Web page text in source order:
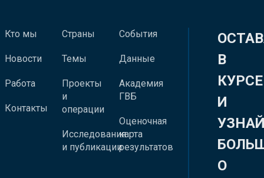
Кто мы
Новости
Работа
Контакты
Страны
Темы
Проекты
и
операции
Исследования
и публикации
События
Данные
Академия
ГВБ
Оценочная
карта
результатов
В
КУРСЕ
И
О